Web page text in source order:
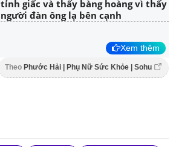
tỉnh giấc và thấy bàng hoàng vì thấy
người đàn ông lạ bên cạnh
Xem thêm
Theo Phước Hải | Phụ Nữ Sức Khỏe | Sohu